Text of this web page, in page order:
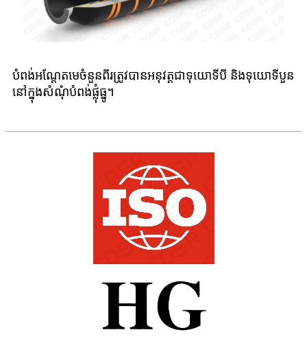
បំពង់អណ្តែតមេចំនួនពីរត្រូវបានអនុវត្តជាទុយោទីបី និងទុយោទីបួន
នៅក្នុងសំណុំបំពង់ផ្លុំធ្នូ។